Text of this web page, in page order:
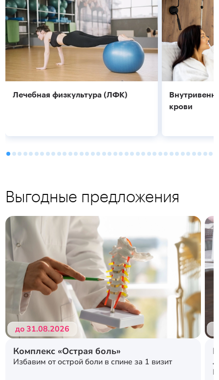
Подробнее Подробнее
Лечебная физкультура (ЛФК)
Подробнее
крови
Подробнее
Выгодные предложения
до 31.08.2026
Комплекс «Острая боль»
Избавим от острой боли в спине за 1 визит